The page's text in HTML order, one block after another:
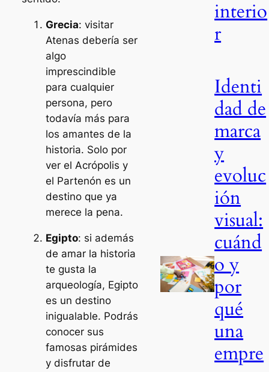
Grecia: visitar
Atenas debería ser
algo
imprescindible
para cualquier
persona, pero
todavía más para
los amantes de la
historia. Solo por
ver el Acrópolis y
el Partenón es un
destino que ya
merece la pena.
Egipto: si además
de amar la historia
te gusta la
arqueología, Egipto
es un destino
inigualable. Podrás
conocer sus
famosas pirámides
y disfrutar de
interio
r
Identi
dad de
marca
y
evoluc
ión
visual:
cuánd
o y
por
qué
una
empre